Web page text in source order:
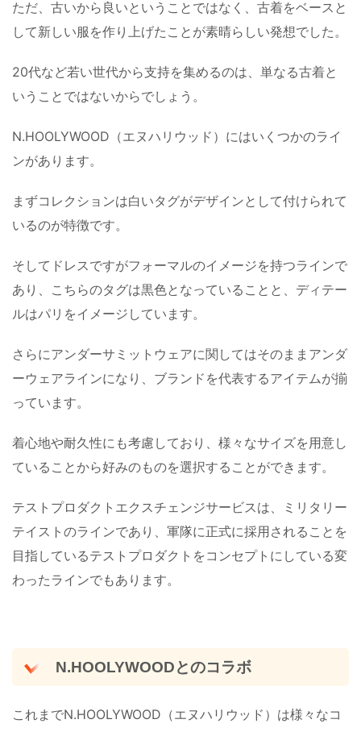
ただ、古いから良いということではなく、古着をベースと
して新しい服を作り上げたことが素晴らしい発想でした。
20代など若い世代から支持を集めるのは、単なる古着と
いうことではないからでしょう。
N.HOOLYWOOD（エヌハリウッド）にはいくつかのライ
ンがあります。
まずコレクションは白いタグがデザインとして付けられて
いるのが特徴です。
そしてドレスですがフォーマルのイメージを持つラインで
あり、こちらのタグは黒色となっていることと、ディテー
ルはパリをイメージしています。
さらにアンダーサミットウェアに関してはそのままアンダ
ーウェアラインになり、ブランドを代表するアイテムが揃
っています。
着心地や耐久性にも考慮しており、様々なサイズを用意し
ていることから好みのものを選択することができます。
テストプロダクトエクスチェンジサービスは、ミリタリー
テイストのラインであり、軍隊に正式に採用されることを
目指しているテストプロダクトをコンセプトにしている変
わったラインでもあります。
N.HOOLYWOODとのコラボ
これまでN.HOOLYWOOD（エヌハリウッド）は様々なコ